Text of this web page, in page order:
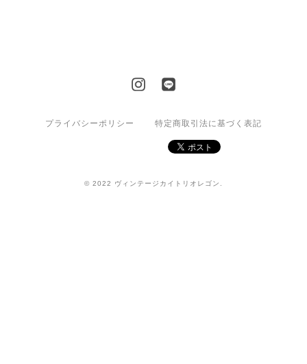
プライバシーポリシー 特定商取引法に基づく表記
© 2022 ヴィンテージカイトリオレゴン.